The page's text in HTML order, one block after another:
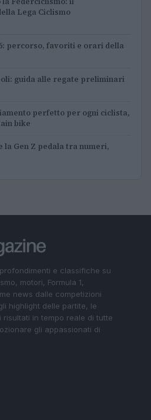
Lega Ciclismo
percorso, favoriti e orari della
guida alle regate preliminari
perfetto per ogni ciclista,
bike
la Gen Z pedala tra numeri,
e classifiche su
motori, Formula 1,
news dalle competizioni
highlight delle partite, le
in tempo reale di tutte
gli appassionati di